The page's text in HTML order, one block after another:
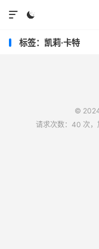


标签：凯莉·卡特
©
请求次数：40 次